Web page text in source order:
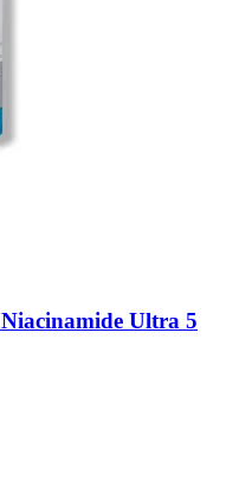
Niacinamide Ultra 5